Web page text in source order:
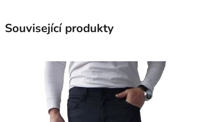
Související produkty